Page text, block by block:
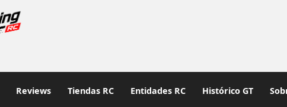
Reviews Tiendas RC Entidades RC Histórico GT